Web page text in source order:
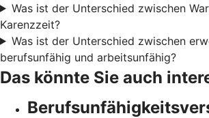
Was ist der Unterschied zwischen
Karenzzeit?
Was ist der Unterschied zwischen
berufsunfähig und arbeitsunfähig?
Das könnte Sie auch